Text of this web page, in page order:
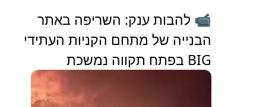
📹 להבות ענק: השריפה באתר
הבנייה של מתחם הקניות העתידי
BIG בפתח תקווה נמשכת